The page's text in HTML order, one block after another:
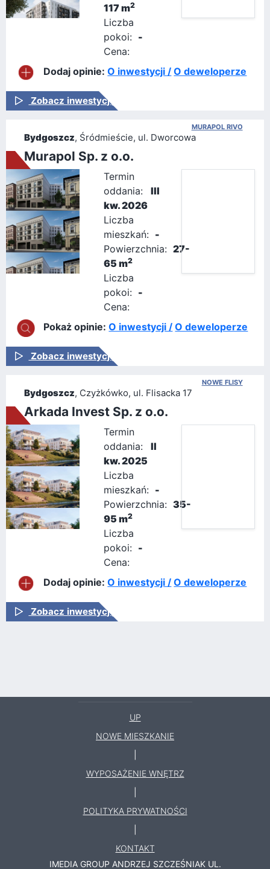
117 m2
Liczba
pokoi: -
Cena:
Dodaj opinie:O inwestycji / O deweloperze
Zobacz inwestycję
MURAPOL RIVO
Bydgoszcz, Śródmieście, ul. Dworcowa
Murapol Sp. z o.o.
Termin
oddania:
III
kw. 2026
Liczba
mieszkań: -
Powierzchnia: 27-
65 m2
Liczba
pokoi: -
Cena:
Pokaż opinie:O inwestycji / O deweloperze
Zobacz inwestycję
NOWE FLISY
Bydgoszcz, Czyżkówko, ul. Flisacka 17
Arkada Invest Sp. z o.o.
Termin
oddania:
II
kw. 2025
Liczba
mieszkań: -
Powierzchnia: 35-
95 m2
Liczba
pokoi: -
Cena:
Dodaj opinie:O inwestycji / O deweloperze
Zobacz inwestycję
UP
NOWE MIESZKANIE
WYPOSAŻENIE WNĘTRZ
POLITYKA PRYWATNOŚCI
KONTAKT
IMEDIA GROUP ANDRZEJ SZCZEŚNIAK UL.